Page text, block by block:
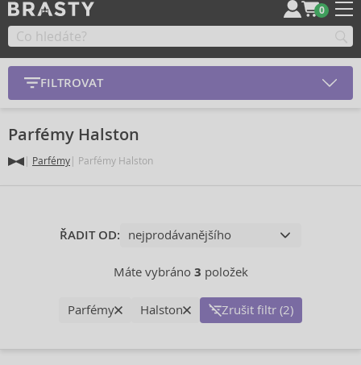
0
FILTROVAT
Parfémy Halston
Parfémy Parfémy Halston
ŘADIT OD:
Máte vybráno 3 položek
Parfémy Halston Zrušit filtr (2)